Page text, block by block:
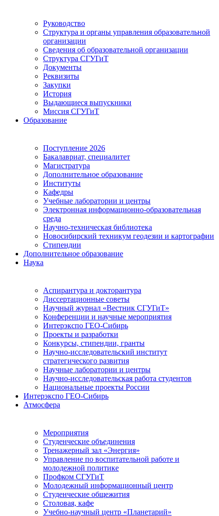
Руководство
Структура и органы управления образовательной
организации
Сведения об образовательной организации
Структура СГУГиТ
Документы
Реквизиты
Закупки
История
Выдающиеся выпускники
Миссия СГУГиТ
Образование
Поступление 2026
Бакалавриат, специалитет
Магистратура
Дополнительное образование
Институты
Кафедры
Учебные лаборатории и центры
Электронная информационно-образовательная
среда
Научно-техническая библиотека
Новосибирский техникум геодезии и картографии
Стипендии
Дополнительное образование
Наука
Аспирантура и докторантура
Диссертационные советы
Научный журнал «Вестник СГУГиТ»
Конференции и научные мероприятия
Интерэкспо ГЕО-Сибирь
Проекты и разработки
Конкурсы, стипендии, гранты
Научно-исследовательский институт
стратегического развития
Научные лаборатории и центры
Научно-исследовательская работа студентов
Национальные проекты России
Интерэкспо ГЕО-Сибирь
Атмосфера
Мероприятия
Студенческие объединения
Тренажерный зал «Энергия»
Управление по воспитательной работе и
молодежной политике
Профком СГУГиТ
Молодежный информационный центр
Студенческие общежития
Столовая, кафе
Учебно-научный центр «Планетарий»